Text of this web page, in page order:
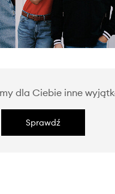
dla Ciebie inne
Sprawdź